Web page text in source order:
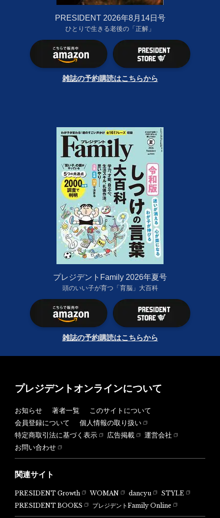
PRESIDENT 2026年8月14日号
ひとりで生きる老後の「正解」
雑誌の予約購読はこちらから
プレジデントFamily 2026年夏号
頭のいい子が育つ「育脳」大百科
雑誌の予約購読はこちらから
プレジデントオンラインについて
お知らせ 著者一覧
このサイトについて
会員登録について
個人情報の取り扱い
特定商取引法に基づく表示
広告掲載
運営会社
お問い合わせ
関連サイト
PRESIDENT Growth WOMAN dancyu
STYLE
PRESIDENT BOOKS
プレジデントFamily Online